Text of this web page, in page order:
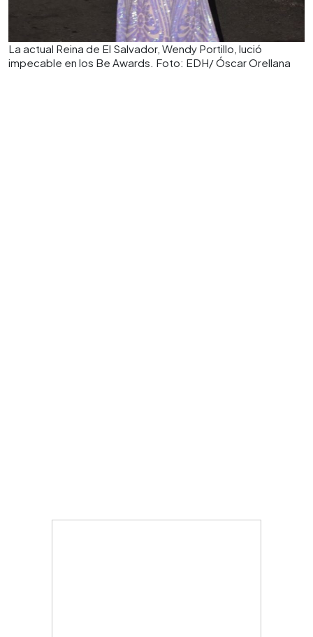
La actual Reina de El Salvador, Wendy Portillo, lució
impecable en los Be Awards. Foto: EDH/ Óscar Orellana